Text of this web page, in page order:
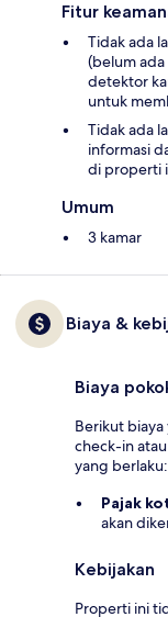
Fitur
Tidak ada
(belum
detektor
untuk
Tidak ada
informasi
di properti
Umum
3 kamar
Biaya &
Biaya
Berikut
check-in
yang berlaku:
Pajak
akan
Kebijakan
Properti ini